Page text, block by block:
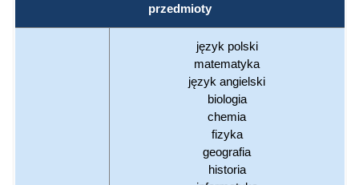
przedmioty
język polski
matematyka
język angielski
biologia
chemia
fizyka
geografia
historia